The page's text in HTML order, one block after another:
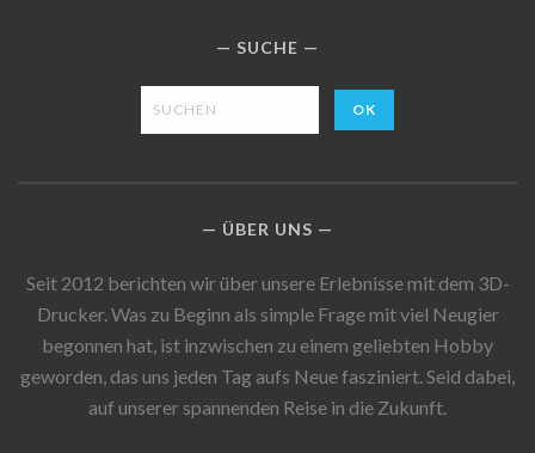
SUCHE
ÜBER UNS
Seit 2012 berichten wir über unsere Erlebnisse mit dem 3D-
Drucker. Was zu Beginn als simple Frage mit viel Neugier
begonnen hat, ist inzwischen zu einem geliebten Hobby
geworden, das uns jeden Tag aufs Neue fasziniert. Seid dabei,
auf unserer spannenden Reise in die Zukunft.